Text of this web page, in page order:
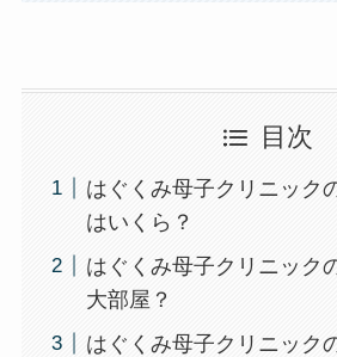
目次
はぐくみ母子クリニック
はいくら？
はぐくみ母子クリニック
大部屋？
はぐくみ母子クリニック